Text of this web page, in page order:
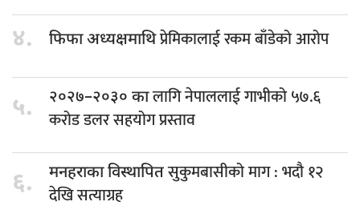
४. फिफा अध्यक्षमाथिप्रेमिकालाई रकम बाँडेको आरोप
५. २०२७–२०३० कालागि नेपाललाई गाभीको ५७.६
करोड डलर सहयोग प्रस्ताव
६. मनहराका विस्थापितसुकुमबासीको माग : भदौ १२
देखि सत्याग्रह